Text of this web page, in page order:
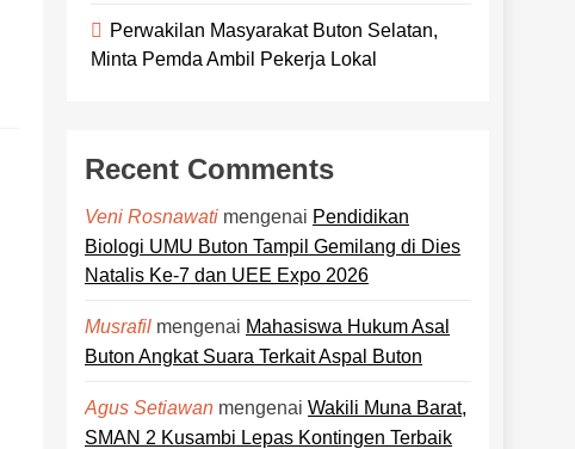
Perwakilan Masyarakat Buton Selatan,
Minta Pemda Ambil Pekerja Lokal
Recent Comments
Veni Rosnawati mengenai Pendidikan
Biologi UMU Buton Tampil Gemilang di Dies
Natalis Ke-7 dan UEE Expo 2026
Musrafil mengenai Mahasiswa Hukum Asal
Buton Angkat Suara Terkait Aspal Buton
Agus Setiawan mengenai Wakili Muna Barat,
SMAN 2 Kusambi Lepas Kontingen Terbaik